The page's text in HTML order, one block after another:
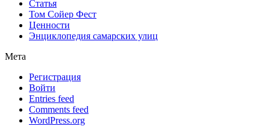
Статья
Том Сойер Фест
Ценности
Энциклопедия самарских улиц
Мета
Регистрация
Войти
Entries feed
Comments feed
WordPress.org